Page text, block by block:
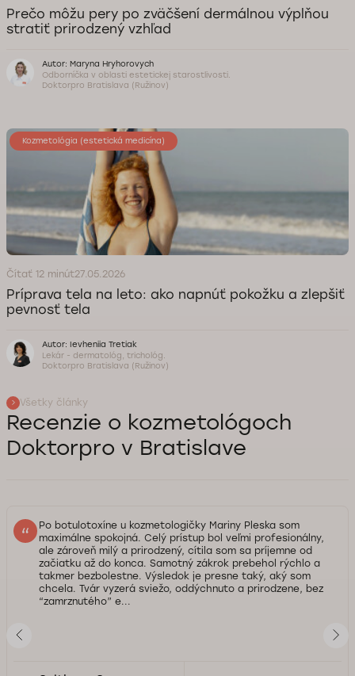
Prečo môžu pery po zväčšení dermálnou výplňou
stratiť prirodzený vzhľad
Autor: Maryna Hryhorovych
Odborníčka v oblasti estetickej starostlivosti.
Doktorpro Bratislava (Ružinov)
Kozmetológia (estetická medicína)
Čítať 12 minút27.05.2026
Príprava tela na leto: ako napnúť pokožku a zlepšiť
pevnosť tela
Autor: Ievheniia Tretiak
Lekár - dermatológ, trichológ.
Doktorpro Bratislava (Ružinov)
Všetky články
Recenzie o kozmetológoch
Doktorpro v Bratislave
Po botulotoxíne u kozmetologičky Mariny Pleska som
maximálne spokojná. Celý prístup bol veľmi profesionálny,
ale zároveň milý a prirodzený, cítila som sa príjemne od
začiatku až do konca. Samotný zákrok prebehol rýchlo a
takmer bezbolestne. Výsledok je presne taký, aký som
chcela. Tvár vyzerá sviežo, oddýchnuto a prirodzene, bez
“zamrznutého” e...